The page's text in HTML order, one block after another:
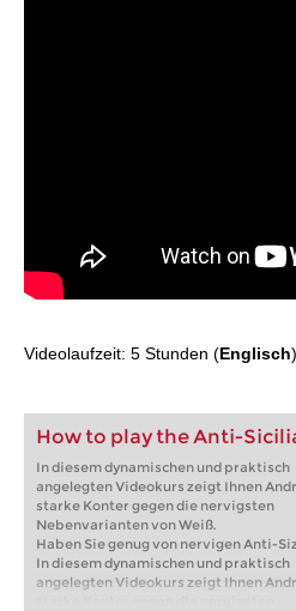
Videolaufzeit: 5 Stunden (Englisch)
How to play the Anti-
In diesem dynamischen und praktisch
angelegten Videokurs zeigt Ihnen
starke Konter gegen die nervigsten
Nebenvarianten von Weiß.
Haben Sie genug von nervigen Anti-
In diesem dynamischen und praktisch
angelegten Videokurs zeigt Ihnen